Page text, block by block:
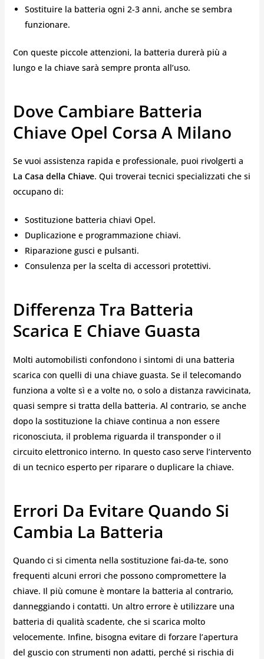
Sostituire la batteria ogni 2-3 anni, anche se sembra
funzionare.
Con queste piccole attenzioni, la batteria durerà più a
lungo e la chiave sarà sempre pronta all’uso.
Dove Cambiare Batteria
Chiave Opel Corsa A Milano
Se vuoi assistenza rapida e professionale, puoi rivolgerti a
La Casa della Chiave. Qui troverai tecnici specializzati che si
occupano di:
Sostituzione batteria chiavi Opel.
Duplicazione e programmazione chiavi.
Riparazione gusci e pulsanti.
Consulenza per la scelta di accessori protettivi.
Differenza Tra Batteria
Scarica E Chiave Guasta
Molti automobilisti confondono i sintomi di una batteria
scarica con quelli di una chiave guasta. Se il telecomando
funziona a volte sì e a volte no, o solo a distanza ravvicinata,
quasi sempre si tratta della batteria. Al contrario, se anche
dopo la sostituzione la chiave continua a non essere
riconosciuta, il problema riguarda il transponder o il
circuito elettronico interno. In questo caso serve l’intervento
di un tecnico esperto per riparare o duplicare la chiave.
Errori Da Evitare Quando Si
Cambia La Batteria
Quando ci si cimenta nella sostituzione fai-da-te, sono
frequenti alcuni errori che possono compromettere la
chiave. Il più comune è montare la batteria al contrario,
danneggiando i contatti. Un altro errore è utilizzare una
batteria di qualità scadente, che si scarica molto
velocemente. Infine, bisogna evitare di forzare l’apertura
del guscio con strumenti non adatti, perché si rischia di